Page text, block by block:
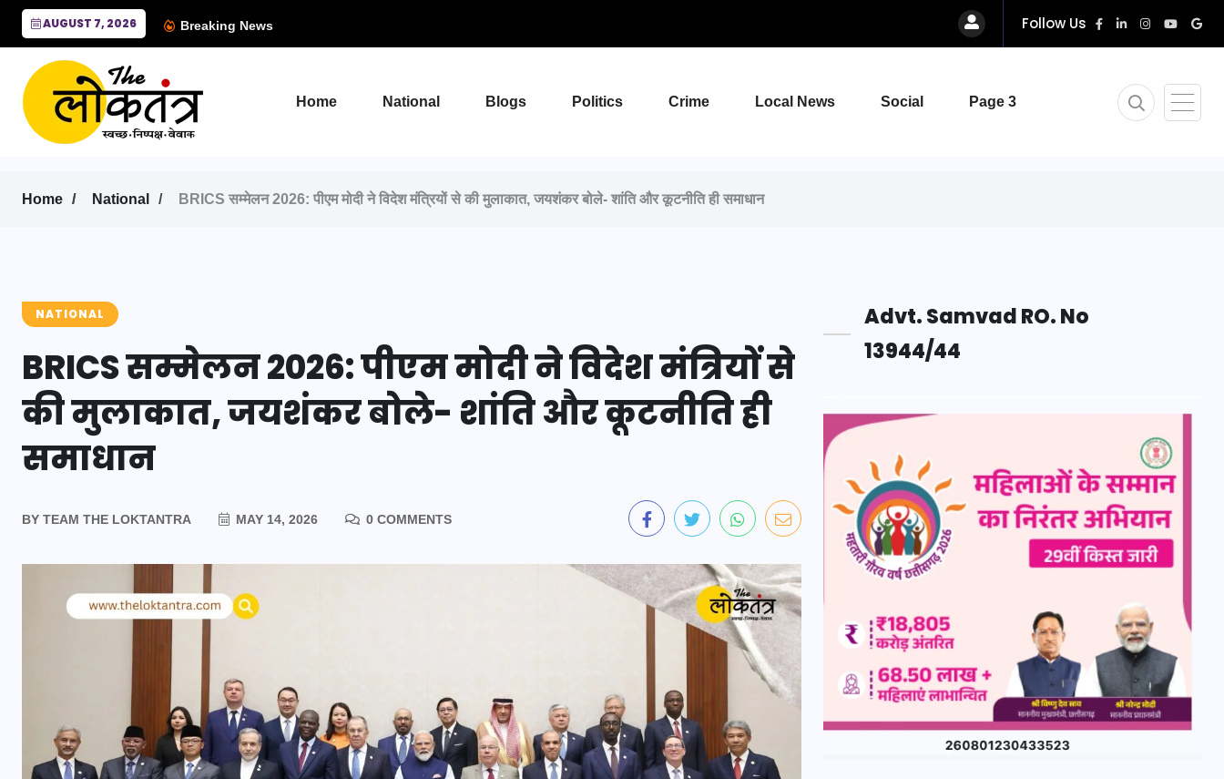
AUGUST 7, 2026 Breaking News Follow Us
Home National Blogs Politics Crime Local News Social Page 3
Home National BRICS सम्मेलन 2026: पीएम मोदी ने विदेश मंत्रियों से की मुलाकात, जयशंकर बोले- शांति और कूटनीति ही समाधान
NATIONAL
BRICS सम्मेलन 2026: पीएम मोदी ने विदेश मंत्रियों से
की मुलाकात, जयशंकर बोले- शांति और कूटनीति ही
समाधान
BY TEAM THE LOKTANTRA MAY 14, 2026 0 COMMENTS
Advt. Samvad RO. No
13944/44